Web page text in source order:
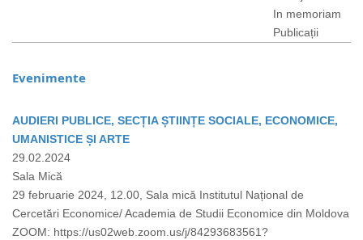
In memoriam
Publicații
Evenimente
AUDIERI PUBLICE, SECȚIA ȘTIINȚE SOCIALE, ECONOMICE,
UMANISTICE ȘI ARTE
29.02.2024
Sala Mică
29 februarie 2024, 12.00, Sala mică Institutul Național de
Cercetări Economice/ Academia de Studii Economice din Moldova
ZOOM: https://us02web.zoom.us/j/84293683561?